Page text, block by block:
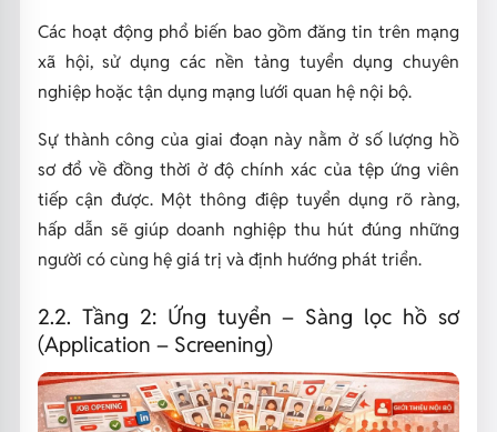
Các hoạt động phổ biến bao gồm đăng tin trên mạng
xã hội, sử dụng các nền tảng tuyển dụng chuyên
nghiệp hoặc tận dụng mạng lưới quan hệ nội bộ.
Sự thành công của giai đoạn này nằm ở số lượng hồ
sơ đổ về đồng thời ở độ chính xác của tệp ứng viên
tiếp cận được. Một thông điệp tuyển dụng rõ ràng,
hấp dẫn sẽ giúp doanh nghiệp thu hút đúng những
người có cùng hệ giá trị và định hướng phát triển.
2.2. Tầng 2: Ứng tuyển – Sàng lọc hồ sơ
(Application – Screening)